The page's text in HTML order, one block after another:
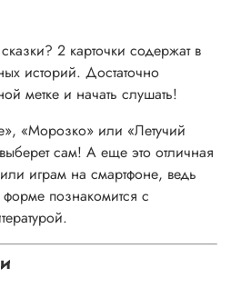
2 карточки содержат в
историй. Достаточно
метке и начать слушать!
«Морозко» или «Летучий
сам! А еще это отличная
играм на смартфоне, ведь
познакомится с